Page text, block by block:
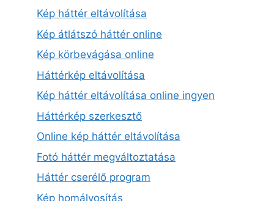
Kép háttér eltávolítása
Kép átlátszó háttér online
Kép körbevágása online
Háttérkép eltávolítása
Kép háttér eltávolítása online ingyen
Háttérkép szerkesztő
Online kép háttér eltávolítása
Fotó háttér megváltoztatása
Háttér cserélő program
Kép homályosítás